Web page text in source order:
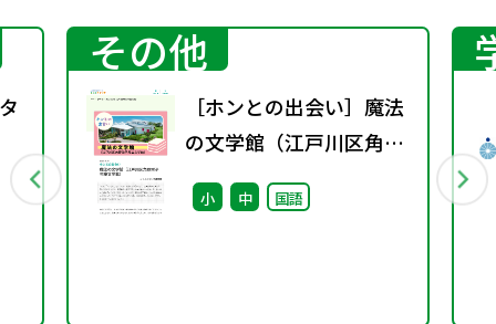
その他
［ホンとの出会い］魔法
の文学館（江戸川区角野
栄子児童文学館）
小 中 国語